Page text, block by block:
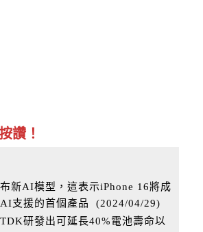
讚！
新AI模型，這表示iPhone 16將成
支援的首個產品
(2024/04/29)
研發出可延長40%電池壽命以